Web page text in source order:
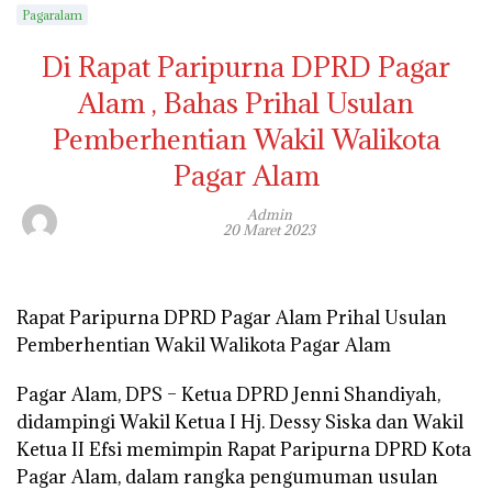
Pagaralam
Di Rapat Paripurna DPRD Pagar
Alam , Bahas Prihal Usulan
Pemberhentian Wakil Walikota
Pagar Alam
Admin
20 Maret 2023
Rapat Paripurna DPRD Pagar Alam Prihal Usulan
Pemberhentian Wakil Walikota Pagar Alam
Pagar Alam, DPS – Ketua DPRD Jenni Shandiyah,
didampingi Wakil Ketua I Hj. Dessy Siska dan Wakil
Ketua II Efsi memimpin Rapat Paripurna DPRD Kota
Pagar Alam, dalam rangka pengumuman usulan